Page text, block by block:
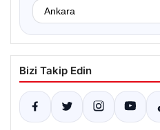
Bizi Takip Edin